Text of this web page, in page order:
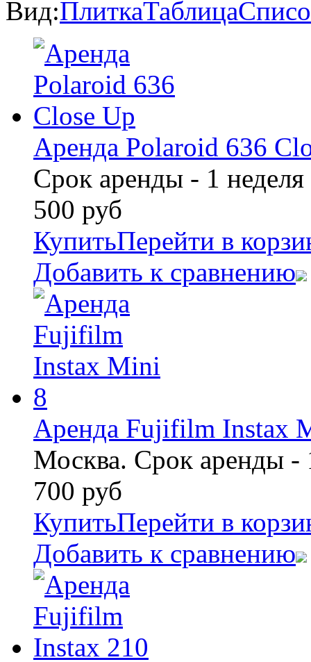
Вид:ПлиткаТаблица
Аренда Polaroid 636
Срок аренды - 1 неделя
500 руб
КупитьПерейти в
Добавить к сравнению
Аренда Fujifilm Instax
Москва. Срок аренды -
700 руб
КупитьПерейти в
Добавить к сравнению